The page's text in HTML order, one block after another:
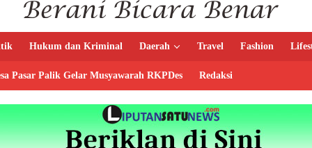
Hukum dan Kriminal Daerah Travel Fashion
Pasar Palik Gelar Musyawarah RKPDes Redaksi